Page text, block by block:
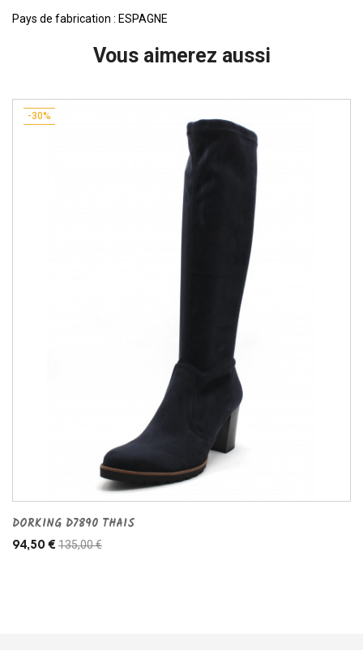
Pays de fabrication : ESPAGNE
Vous aimerez aussi
-30%
DORKING D7890 THAIS
94,50 € 135,00 €